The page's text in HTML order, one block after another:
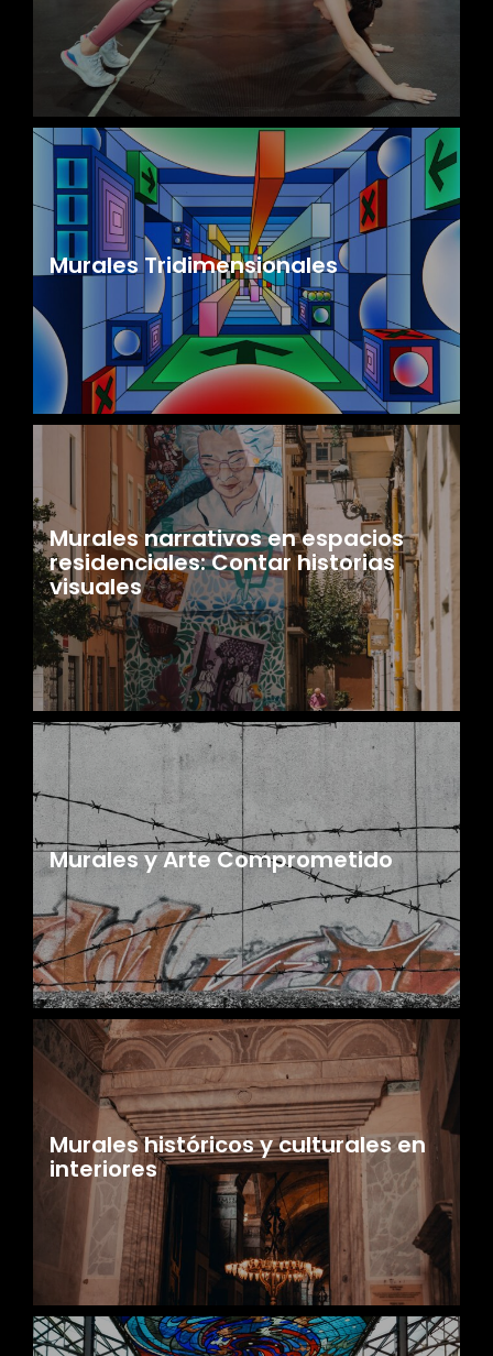
Murales Tridimensionales
Murales narrativos en espacios
residenciales: Contar historias
visuales
Murales y Arte Comprometido
Murales históricos y culturales en
interiores